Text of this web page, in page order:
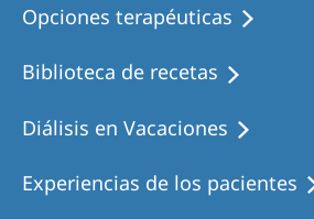
Opciones terapéuticas
Biblioteca de recetas
Diálisis en Vacaciones
Experiencias de los pacientes